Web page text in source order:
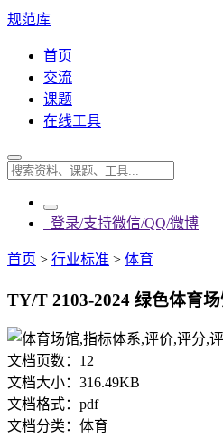
规范库
首页
交流
课题
在线工具
登录/支持微信/QQ/微博
首页 > 行业标准 > 体育
TY/T 2103-2024 绿色体育
文档页数： 12
文档大小： 316.49KB
文档格式： pdf
文档分类： 体育